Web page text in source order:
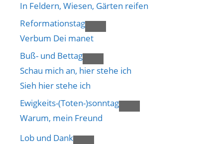
In Feldern, Wiesen, Gärten reifen
Reformationstag
Verbum Dei manet
Buß- und Bettag
Schau mich an, hier stehe ich
Sieh hier stehe ich
Ewigkeits-(Toten-)sonntag
Warum, mein Freund
Lob und Dank